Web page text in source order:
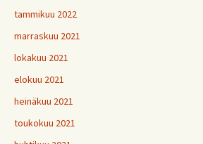
tammikuu 2022
marraskuu 2021
lokakuu 2021
elokuu 2021
heinäkuu 2021
toukokuu 2021